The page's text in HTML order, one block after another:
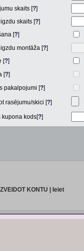
skaits [?]
skaits [?]
[?]
montāža [?]
[?]
[?]
pakalpojumi [?]
rasējumu/skici [?]
kupona kods[?]
IZVEIDOT KONTU Ieiet